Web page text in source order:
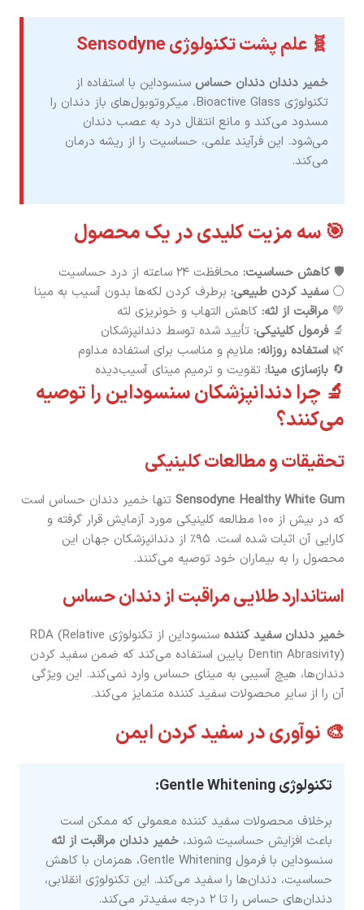
🧬 علم پشت تکنولوژی Sensodyne
خمیر دندان دندان حساس سنسوداین با استفاده از
تکنولوژی Bioactive Glass، میکروتوبول‌های باز دندان را
مسدود می‌کند و مانع انتقال درد به عصب دندان
می‌شود. این فرآیند علمی، حساسیت را از ریشه درمان
می‌کند.
🎯 سه مزیت کلیدی در یک محصول
🛡️ کاهش حساسیت: محافظت ۲۴ ساعته از درد حساسیت
⚪سفید کردن طبیعی: برطرف کردن لکه‌ها بدون آسیب به مینا
💚 مراقبت از لثه: کاهش التهاب و خونریزی لثه
🔬فرمول کلینیکی: تأیید شده توسط دندانپزشکان
🌿 استفاده روزانه: ملایم و مناسب برای استفاده مداوم
🔄 بازسازی مینا: تقویت و ترمیم مینای آسیب‌دیده
🔬 چرا دندانپزشکان سنسوداین را توصیه
می‌کنند؟
تحقیقات و مطالعات کلینیکی
Sensodyne Healthy White Gum تنها خمیر دندان حساس است
که در بیش از ۱۰۰ مطالعه کلینیکی مورد آزمایش قرار گرفته و
کارایی آن اثبات شده است. ۹۵٪ از دندانپزشکان جهان این
محصول را به بیماران خود توصیه می‌کنند.
استاندارد طلایی مراقبت از دندان حساس
خمیر دندان سفید کننده
سنسوداین از تکنولوژی RDA (Relative
Dentin Abrasivity) پایین استفاده می‌کند که ضمن سفید کردن
دندان‌ها، هیچ آسیبی به مینای حساس وارد نمی‌کند. این ویژگی
آن را از سایر محصولات سفید کننده متمایز می‌کند.
🎨 نوآوری در سفید کردن ایمن
تکنولوژی Gentle Whitening:
برخلاف محصولات سفید کننده معمولی که ممکن است
باعث افزایش حساسیت شوند، خمیر دندان مراقبت از لثه
سنسوداین با فرمول Gentle Whitening، همزمان با کاهش
حساسیت، دندان‌ها را سفید می‌کند. این تکنولوژی انقلابی،
دندان‌های حساس را تا ۲ درجه سفیدتر می‌کند.